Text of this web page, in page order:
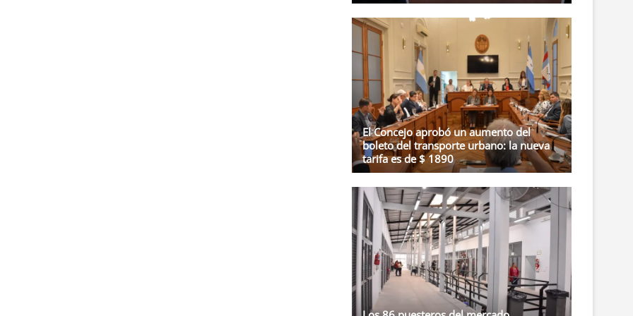
El Concejo aprobó un aumento del
boleto del transporte urbano: la nueva
tarifa es de $ 1890